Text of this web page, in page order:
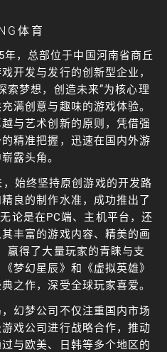
体育
年，总部位于中国河南省商丘
开发与发行的创新型企业，
索梦想，创造未来”为核心理
满创意与趣味的游戏体验。
与艺术创新的原则，凭借强
精准把握，迅速在国内外游
露头角。
始终坚持原创游戏的开发路
良的制作水准，成功推出了
论是在PC端、主机平台，还
丰富的游戏内容、精美的画
赢得了大量玩家的青睐与支
梦幻星辰》和《虚拟英雄》
之作，深受全球玩家喜爱。
幻梦公司不仅注重国内市场
戏公司进行战略合作，推动
与欧美、日韩等多个地区的